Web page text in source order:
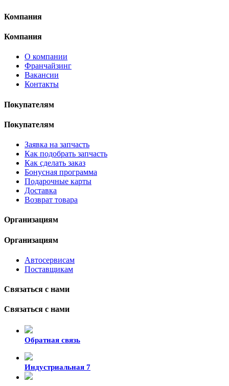
Компания
Компания
О компании
Франчайзинг
Вакансии
Контакты
Покупателям
Покупателям
Заявка на запчасть
Как подобрать запчасть
Как сделать заказ
Бонусная программа
Подарочные карты
Доставка
Возврат товара
Организациям
Организациям
Автосервисам
Поставщикам
Связаться с нами
Связаться с нами
Обратная связь
Индустриальная 7